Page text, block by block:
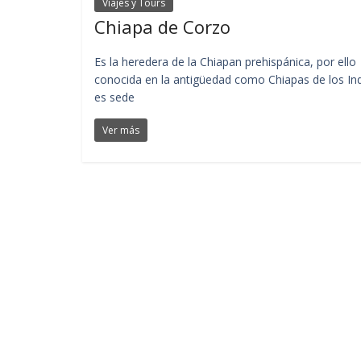
Viajes y Tours
Chiapa de Corzo
Es la heredera de la Chiapan prehispánica, por ello
conocida en la antigüedad como Chiapas de los
es sede
Ver más